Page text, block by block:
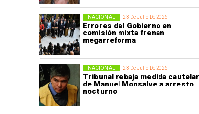
23 De Julio De 2026
Errores del Gobierno en
comisión mixta frenan
megarreforma
NACIONAL
23 De Julio De 2026
Tribunal rebaja medida cautelar
de Manuel Monsalve a arresto
nocturno
NACIONAL